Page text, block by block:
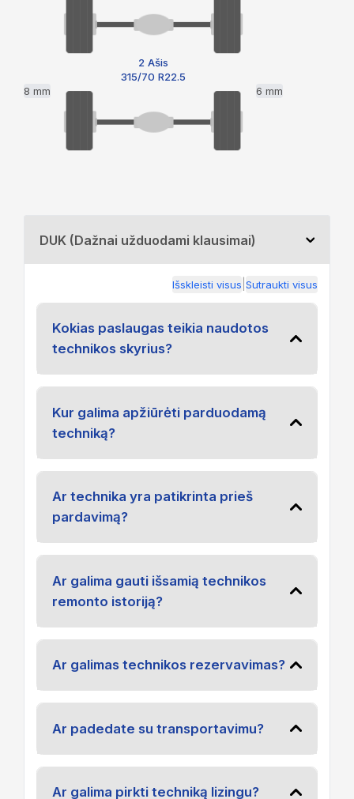
2 Ašis
315/70 R22.5
8 mm
6 mm
DUK (Dažnai užduodami klausimai)
Išskleisti visus Sutraukti visus
Kokias paslaugas teikia naudotos
technikos skyrius?
Kur galima apžiūrėti parduodamą
techniką?
Ar technika yra patikrinta prieš
pardavimą?
Ar galima gauti išsamią technikos
remonto istoriją?
Ar galimas technikos rezervavimas?
Ar padedate su transportavimu?
Ar galima pirkti techniką lizingu?